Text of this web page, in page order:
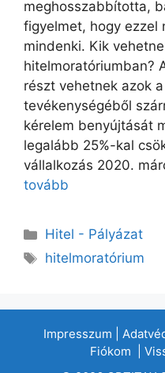
meghosszabbította,
figyelmet, hogy ezzel
mindenki. Kik
hitelmoratóriumban?
részt vehetnek azok
tevékenységéből
kérelem benyújtását
legalább 25%-kal
vállalkozás 2020.
tovább
Hitel - Pályázat
hitelmoratórium
Impresszum
Fiókom